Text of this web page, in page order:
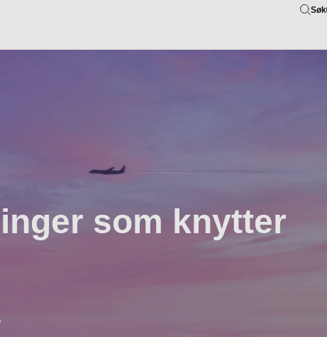
Søk
som knytter